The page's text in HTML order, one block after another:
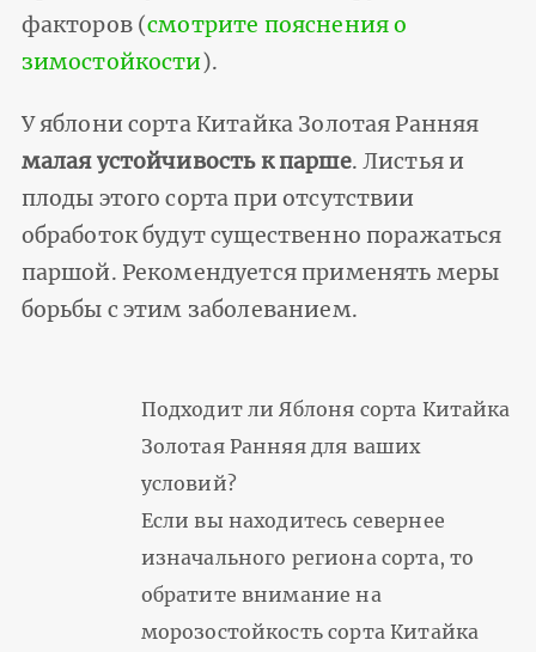
факторов (смотрите пояснения о
зимостойкости).
У яблони сорта Китайка Золотая Ранняя
малая устойчивость к парше. Листья и
плоды этого сорта при отсутствии
обработок будут существенно поражаться
паршой. Рекомендуется применять меры
борьбы с этим заболеванием.
Подходит ли Яблоня сорта Китайка
Золотая Ранняя для ваших
условий?
Если вы находитесь севернее
изначального региона сорта, то
обратите внимание на
морозостойкость сорта Китайка